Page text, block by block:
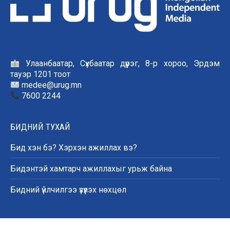
Улаанбаатар, Сүхбаатар дүүрэг, 8-р хороо, Эрдэм
тауэр 1201 тоот
medee@urug.mn
7600 2244
БИДНИЙ ТУХАЙ
Бид хэн бэ? Хэрхэн ажиллах вэ?
Бидэнтэй хамтарч ажиллахыг урьж байна
Бидний үйлчилгээ үзүүлэх нөхцөл